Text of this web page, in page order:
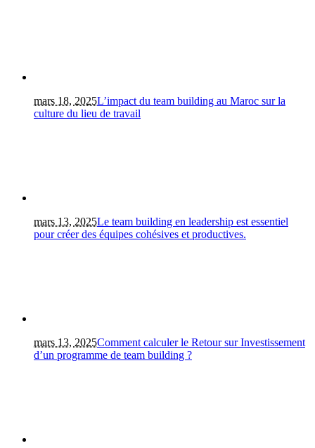
mars 18, 2025L’impact du team building au Maroc sur la
culture du lieu de travail
mars 13, 2025Le team building en leadership est essentiel
pour créer des équipes cohésives et productives.
mars 13, 2025Comment calculer le Retour sur Investissement
d’un programme de team building ?